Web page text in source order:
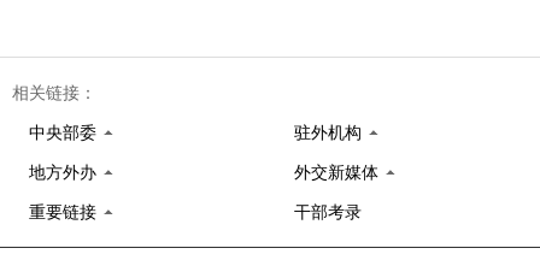
相关链接：
中央部委 驻外机构
地方外办 外交新媒体
重要链接 干部考录